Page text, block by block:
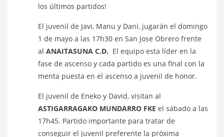
los últimos partidos!
El juvenil de Javi, Manu y Dani, jugarán el domingo
1 de mayo a las 17h30 en San Jose Obrero frente
al ANAITASUNA C.D. El equipo esta líder en la
fase de ascenso y cada partido es una final con la
menta puesta en el ascenso a juvenil de honor.
El juvenil de Eneko y David, visitan al
ASTIGARRAGAKO MUNDARRO FKE el sábado a las
17h45. Partido importante para tratar de
conseguir el juvenil preferente la próxima